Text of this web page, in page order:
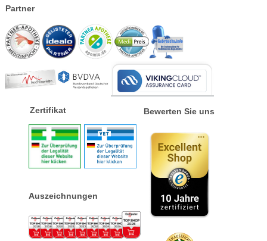
Partner
Zertifikat
Auszeichnungen
Bewerten Sie uns